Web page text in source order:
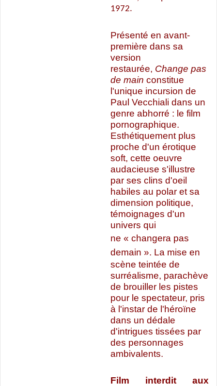
1972.
Présenté en avant-
première dans sa
version
restaurée, Change pas
de main constitue
l'unique incursion de
Paul Vecchiali dans un
genre abhorré : le film
pornographique.
Esthétiquement plus
proche d'un érotique
soft, cette oeuvre
audacieuse s'illustre
par ses clins d'oeil
habiles au polar et sa
dimension politique,
témoignages d'un
univers qui
ne«changera pas
demain». La mise en
scène teintée de
surréalisme, parachève
de brouiller les pistes
pour le spectateur, pris
à l'instar de l'héroïne
dans un dédale
d'intrigues tissées par
des personnages
ambivalents.
Film interdit aux